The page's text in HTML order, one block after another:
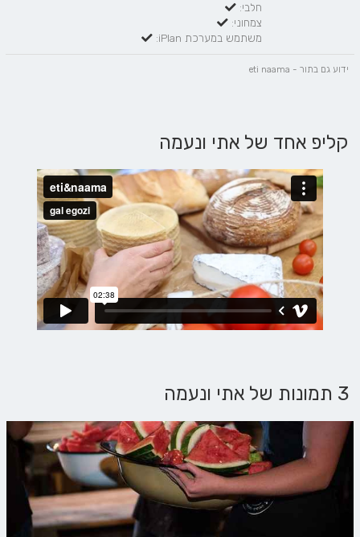
חלבי:
צמחוני:
משתמש במערכת iPlan:
ידוע גם בתור - eti naama
קליפ אחד של אתי ונעמה
3 תמונות של אתי ונעמה